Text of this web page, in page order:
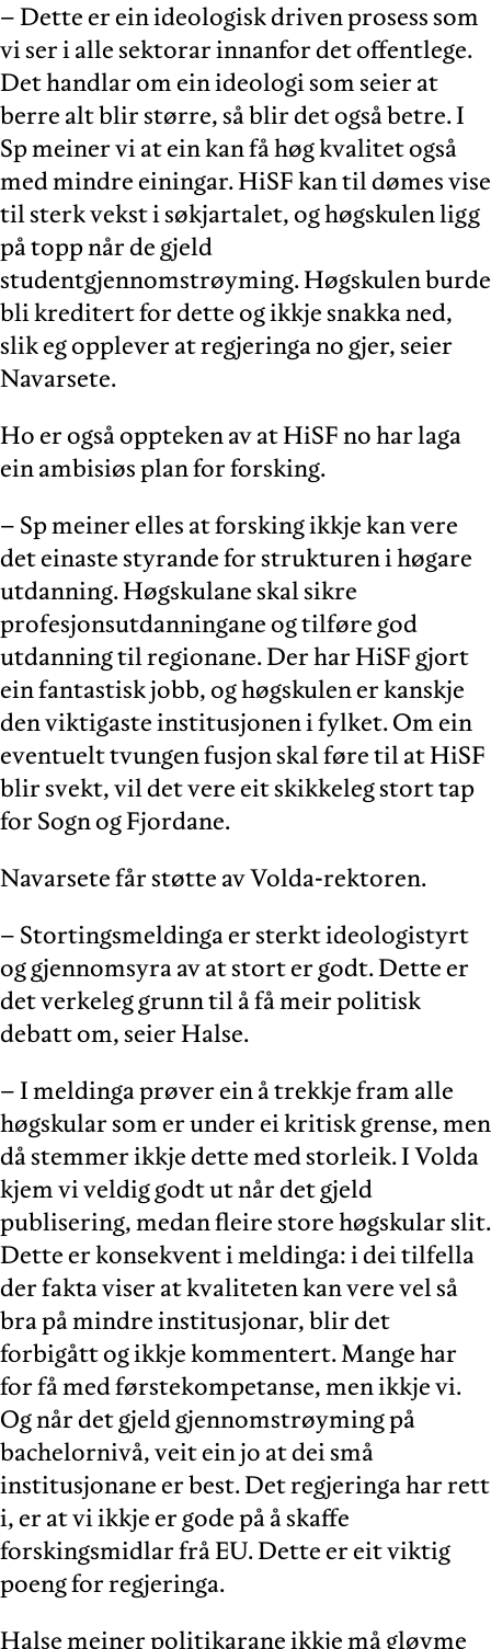
– Dette er ein ideologisk driven prosess som
vi ser i alle sektorar innanfor det offentlege.
Det handlar om ein ideologi som seier at
berre alt blir større, så blir det også betre. I
Sp meiner vi at ein kan få høg kvalitet også
med mindre einingar. HiSF kan til dømes vise
til sterk vekst i søkjartalet, og høgskulen ligg
på topp når de gjeld
studentgjennomstrøyming. Høgskulen burde
bli kreditert for dette og ikkje snakka ned,
slik eg opplever at regjeringa no gjer, seier
Navarsete.
Ho er også oppteken av at HiSF no har laga
ein ambisiøs plan for forsking.
– Sp meiner elles at forsking ikkje kan vere
det einaste styrande for strukturen i høgare
utdanning. Høgskulane skal sikre
profesjonsutdanningane og tilføre god
utdanning til regionane. Der har HiSF gjort
ein fantastisk jobb, og høgskulen er kanskje
den viktigaste institusjonen i fylket. Om ein
eventuelt tvungen fusjon skal føre til at HiSF
blir svekt, vil det vere eit skikkeleg stort tap
for Sogn og Fjordane.
Navarsete får støtte av Volda-rektoren.
– Stortingsmeldinga er sterkt ideologistyrt
og gjennomsyra av at stort er godt. Dette er
det verkeleg grunn til å få meir politisk
debatt om, seier Halse.
– I meldinga prøver ein å trekkje fram alle
høgskular som er under ei kritisk grense, men
då stemmer ikkje dette med storleik. I Volda
kjem vi veldig godt ut når det gjeld
publisering, medan fleire store høgskular slit.
Dette er konsekvent i meldinga: i dei tilfella
der fakta viser at kvaliteten kan vere vel så
bra på mindre institusjonar, blir det
forbigått og ikkje kommentert. Mange har
for få med førstekompetanse, men ikkje vi.
Og når det gjeld gjennomstrøyming på
bachelornivå, veit ein jo at dei små
institusjonane er best. Det regjeringa har rett
i, er at vi ikkje er gode på å skaffe
forskingsmidlar frå EU. Dette er eit viktig
poeng for regjeringa.
Halse meiner politikarane ikkje må gløyme